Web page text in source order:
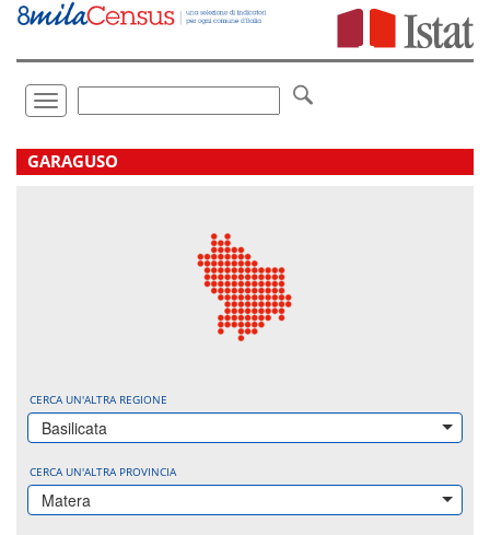
Vai
direttamente
Toggle
navigation
.
GARAGUSO
CERCA UN'ALTRA REGIONE
Basilicata
CERCA UN'ALTRA PROVINCIA
Matera